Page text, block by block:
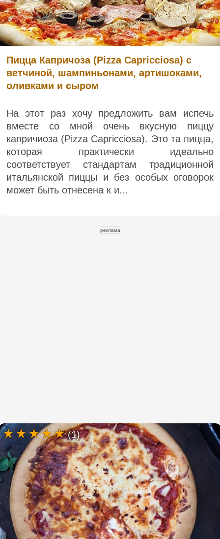
Пицца Капричоза (Pizza Capricciosa) с
ветчиной, шампиньонами, артишоками,
оливками и сыром
На этот раз хочу предложить вам испечь
вместе со мной очень вкусную пиццу
капричиоза (Pizza Capricciosa). Это та пицца,
которая практически идеально
соответствует стандартам традиционной
итальянской пиццы и без особых оговорок
может быть отнесена к и...
реклама
(1)